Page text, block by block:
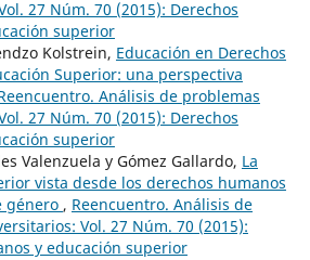
27 Núm. 70 (2015): Derechos
superior
Kolstrein, Educación en Derechos
Superior: una perspectiva
Análisis de problemas
27 Núm. 70 (2015): Derechos
superior
Valenzuela y Gómez Gallardo, La
vista desde los derechos humanos
género , Reencuentro. Análisis de
Vol. 27 Núm. 70 (2015):
y educación superior